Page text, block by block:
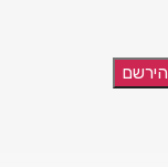
הירשם